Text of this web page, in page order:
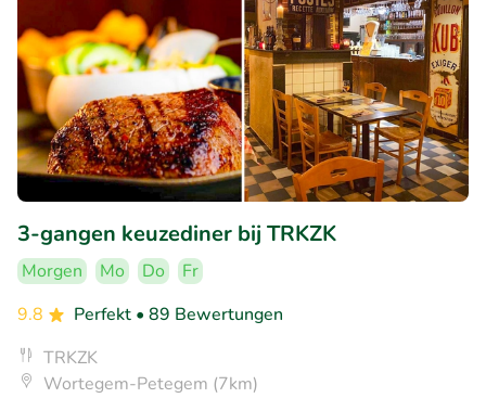
3-gangen keuzediner bij TRKZK
Morgen Mo Do
Fr
9.8
Perfekt • 89 Bewertungen
TRKZK
Wortegem-Petegem (7km)